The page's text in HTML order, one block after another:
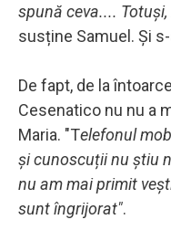
spună ceva....
susține Samuel. Și
De fapt, de la
Cesenatico nu nu a
Maria. "Telefonul
și cunoscuții nu știu
nu am mai primit
sunt îngrijorat".